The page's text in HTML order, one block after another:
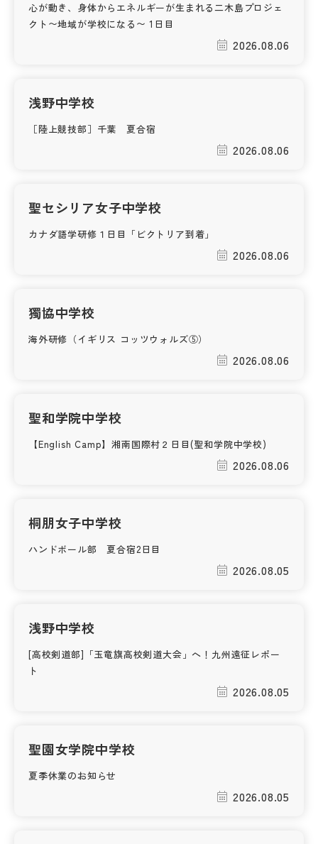
学校からのお知らせ
特集
その他
お問い合わせ
サイトマップ
心が動き、身体からエネルギーが生まれる二木島プロジェ
クト〜地域が学校になる〜 1日目
2026.08.06
浅野中学校
［陸上競技部］千葉 夏合宿
2026.08.06
聖セシリア女子中学校
カナダ語学研修１日目「ビクトリア到着」
2026.08.06
獨協中学校
海外研修（イギリス コッツウォルズ⑤）
2026.08.06
聖和学院中学校
【English Camp】湘南国際村２日目(聖和学院中学校)
2026.08.06
桐朋女子中学校
ハンドボール部 夏合宿2日目
2026.08.05
浅野中学校
[高校剣道部]「玉竜旗高校剣道大会」へ！九州遠征レポー
ト
2026.08.05
聖園女学院中学校
夏季休業のお知らせ
2026.08.05